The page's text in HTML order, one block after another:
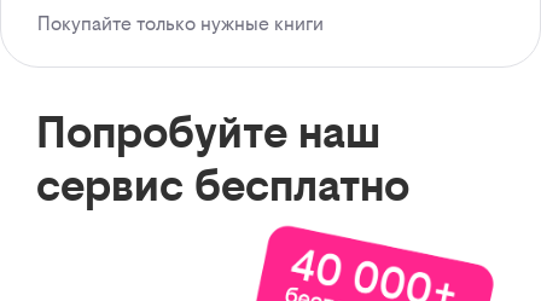
Покупайте только нужные книги
Попробуйте наш
сервис бесплатно